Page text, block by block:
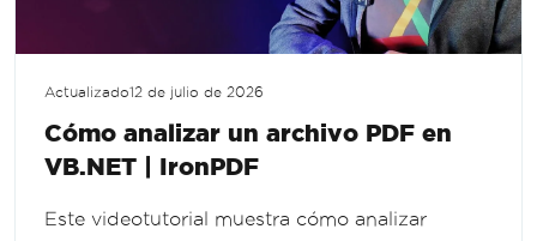
Actualizado12 de julio de 2026
Cómo analizar un archivo PDF en
VB.NET | IronPDF
Este videotutorial muestra cómo analizar